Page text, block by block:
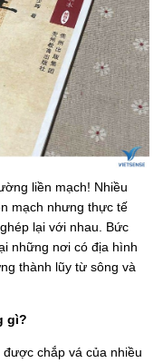
liền mạch! Nhiều
mạch nhưng thực tế
lại với nhau. Bức
những nơi có địa hình
thành lũy từ sông và
gì?
chắp vá của nhiều